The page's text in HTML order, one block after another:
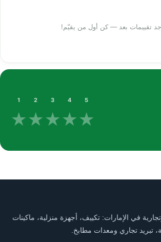
تقييمات بعد — كن أول من يقيّم!
1
★
2
★
3
★
4
★
5
★
في الإمارات: تكييف، أجهزة منزلية، ماكينات
تبريد تجاري ومعدات مطابخ.